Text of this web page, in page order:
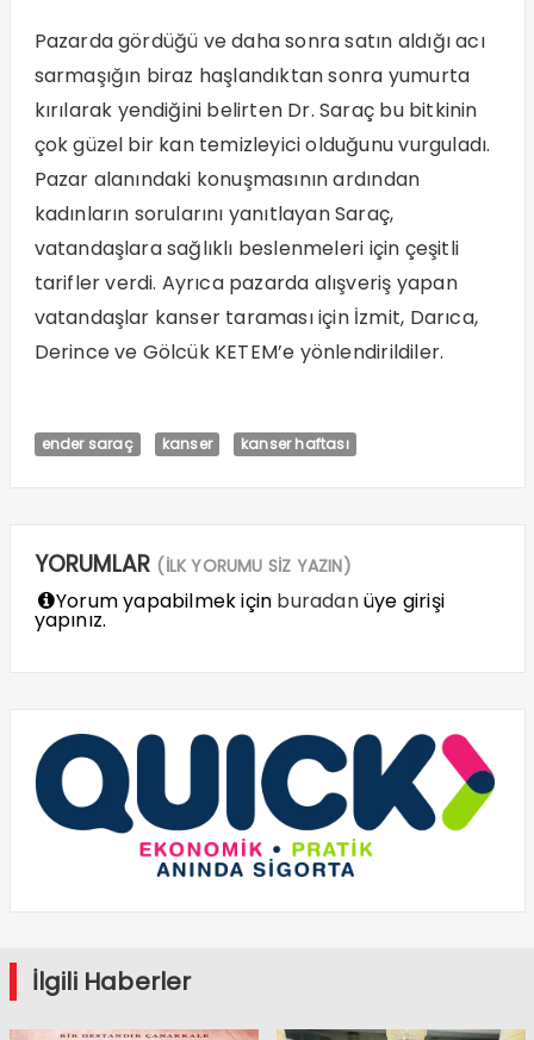
Pazarda gördüğü ve daha sonra satın aldığı acı
sarmaşığın biraz haşlandıktan sonra yumurta
kırılarak yendiğini belirten Dr. Saraç bu bitkinin
çok güzel bir kan temizleyici olduğunu vurguladı.
Pazar alanındaki konuşmasının ardından
kadınların sorularını yanıtlayan Saraç,
vatandaşlara sağlıklı beslenmeleri için çeşitli
tarifler verdi. Ayrıca pazarda alışveriş yapan
vatandaşlar kanser taraması için İzmit, Darıca,
Derince ve Gölcük KETEM’e yönlendirildiler.
ender saraç kanser kanser haftası
YORUMLAR (İLK YORUMU SİZ YAZIN)
Yorum yapabilmek için buradanüye girişi
yapınız.
İlgili Haberler